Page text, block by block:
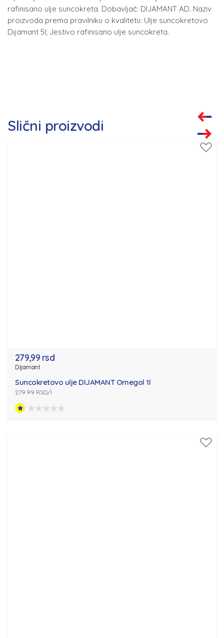
rafinisano ulje suncokreta. Dobavljač: DIJAMANT AD. Naziv
proizvoda prema pravilniku o kvalitetu: Ulje suncokretovo
Dijamant 5l; Jestivo rafinisano ulje suncokreta.
Slični proizvodi
279,99 rsd
Dijamant
Suncokretovo ulje DIJAMANT Omegol 1l
279.99 RSD/l